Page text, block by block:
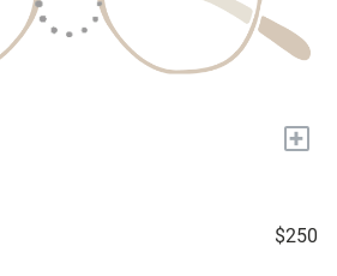
+
$250